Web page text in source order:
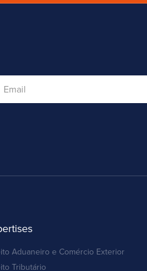
Aduaneiro e Comércio Exterior
Tributário